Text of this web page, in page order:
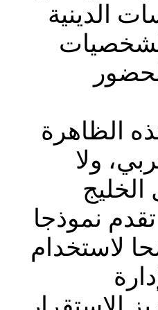
الدينية
الظاهرة
ولا
نموذجا
لاستخدام